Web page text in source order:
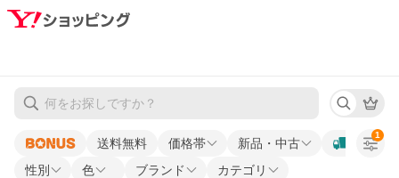
送料無料 価格帯
新品・中古
性別
色 ブランド カテゴリ
1